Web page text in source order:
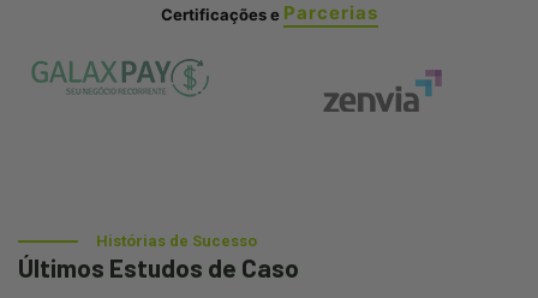
Certificações e Parcerias
Histórias de Sucesso
Últimos Estudos de Caso